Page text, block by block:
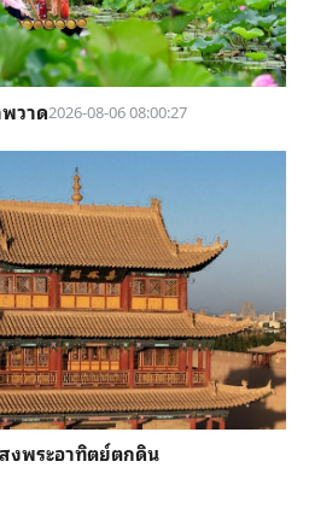
วาด2026-08-06 08:00:27
งพระอาทิตย์ตกดิน